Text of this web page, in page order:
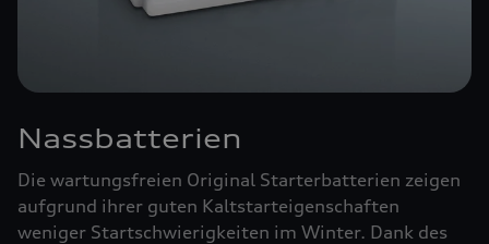
Nassbatterien
Die wartungsfreien Original Starterbatterien zeigen
aufgrund ihrer guten Kaltstarteigenschaften
weniger Startschwierigkeiten im Winter. Dank des